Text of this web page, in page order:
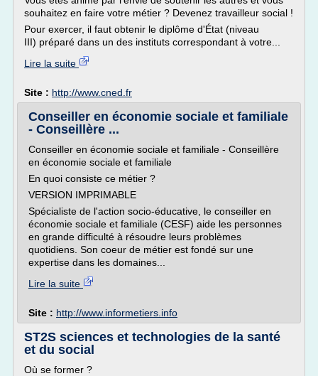
souhaitez en faire votre métier ? Devenez travailleur social !
Pour exercer, il faut obtenir le diplôme d'État (niveau
III) préparé dans un des instituts correspondant à votre...
Lire la suite
Site : http://www.cned.fr
Conseiller en économie sociale et familiale
- Conseillère ...
Conseiller en économie sociale et familiale - Conseillère
en économie sociale et familiale
En quoi consiste ce métier ?
VERSION IMPRIMABLE
Spécialiste de l'action socio-éducative, le conseiller en
économie sociale et familiale (CESF) aide les personnes
en grande difficulté à résoudre leurs problèmes
quotidiens. Son coeur de métier est fondé sur une
expertise dans les domaines...
Lire la suite
Site : http://www.informetiers.info
ST2S sciences et technologies de la santé
et du social
Où se former ?